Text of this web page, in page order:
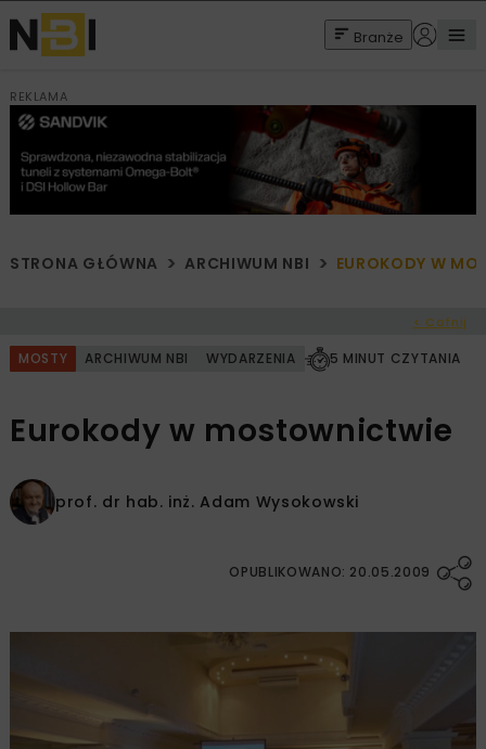
Branże
REKLAMA
STRONA GŁÓWNA ARCHIWUM NBI EUROKODY W
< Cofnij
MOSTY ARCHIWUM NBI WYDARZENIA 5 MINUT CZYTANIA
Eurokody w mostownictwie
prof. dr hab. inż. Adam Wysokowski
OPUBLIKOWANO: 20.05.2009